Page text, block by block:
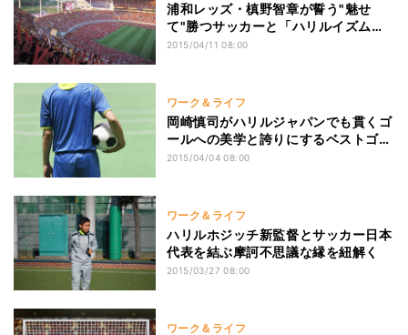
浦和レッズ・槙野智章が誓う"魅せ
て"勝つサッカーと「ハリルイズム」
の実践
2015/04/11 08:00
ワーク＆ライフ
岡崎慎司がハリルジャパンでも貫くゴ
ールへの美学と誇りにするベストゴー
ル
2015/04/04 08:00
ワーク＆ライフ
ハリルホジッチ新監督とサッカー日本
代表を結ぶ摩訶不思議な縁を紐解く
2015/03/27 08:00
ワーク＆ライフ